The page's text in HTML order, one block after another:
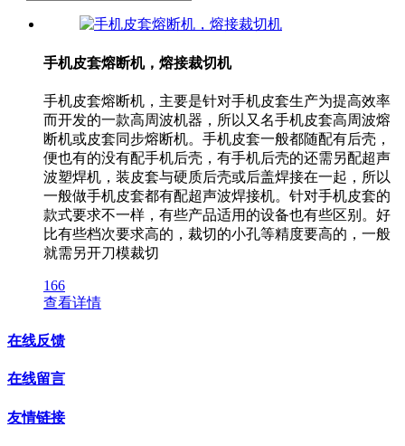
手机皮套熔断机，熔接裁切机
手机皮套熔断机，主要是针对手机皮套生产为提高效率
而开发的一款高周波机器，所以又名手机皮套高周波熔
断机或皮套同步熔断机。手机皮套一般都随配有后壳，
便也有的没有配手机后壳，有手机后壳的还需另配超声
波塑焊机，装皮套与硬质后壳或后盖焊接在一起，所以
一般做手机皮套都有配超声波焊接机。针对手机皮套的
款式要求不一样，有些产品适用的设备也有些区别。好
比有些档次要求高的，裁切的小孔等精度要高的，一般
就需另开刀模裁切
166
查看详情
在线反馈
在线留言
友情链接